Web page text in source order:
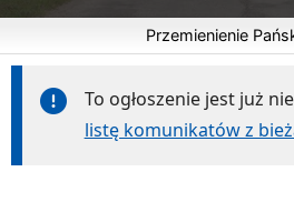
Przemienienie
To ogłoszenie jest już
listę komunikatów z